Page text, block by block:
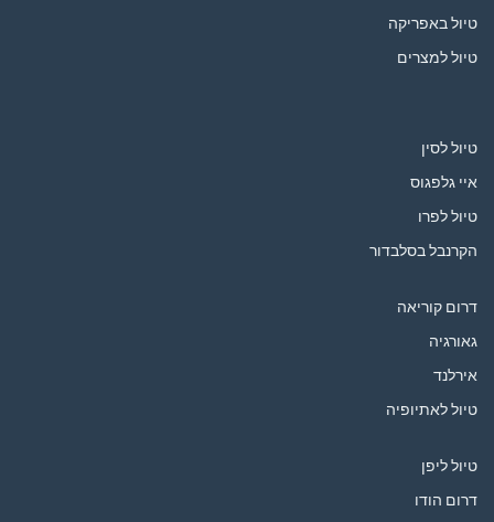
טיול באפריקה
טיול למצרים
טיול לסין
איי גלפגוס
טיול לפרו
הקרנבל בסלבדור
דרום קוריאה
גאורגיה
אירלנד
טיול לאתיופיה
טיול ליפן
דרום הודו